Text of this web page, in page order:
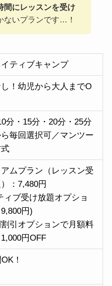
間にレッスンを受け
ないプランです…！
ティブキャンプ
！幼児から大人までO
分・15分・20分・25分
毎回選択可／マンツー
ムプラン（レッスン受
：7,480円
ィブ受け放題オプショ
円)
引オプションで月額料
円OFF
！